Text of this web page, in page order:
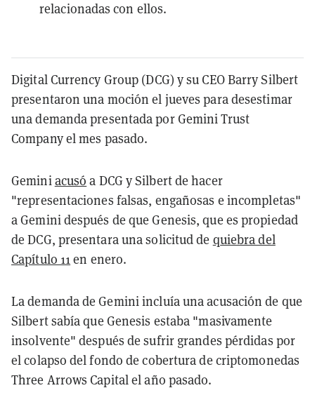
relacionadas con ellos.
Digital Currency Group (DCG) y su CEO Barry Silbert
presentaron una moción el jueves para desestimar
una demanda presentada por Gemini Trust
Company el mes pasado.
Geminiacusó a DCG y Silbert de hacer
"representaciones falsas, engañosas e incompletas"
a Gemini después de que Genesis, que es propiedad
de DCG, presentara una solicitud de quiebra del
Capítulo 11en enero.
La demanda de Gemini incluía una acusación de que
Silbert sabía que Genesis estaba "masivamente
insolvente" después de sufrir grandes pérdidas por
el colapso del fondo de cobertura de criptomonedas
Three Arrows Capital el año pasado.